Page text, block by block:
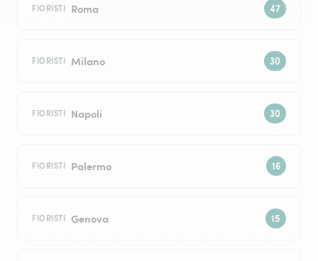
FIORISTI Roma
FIORISTI Milano
FIORISTI Napoli
FIORISTI Palermo
FIORISTI Genova